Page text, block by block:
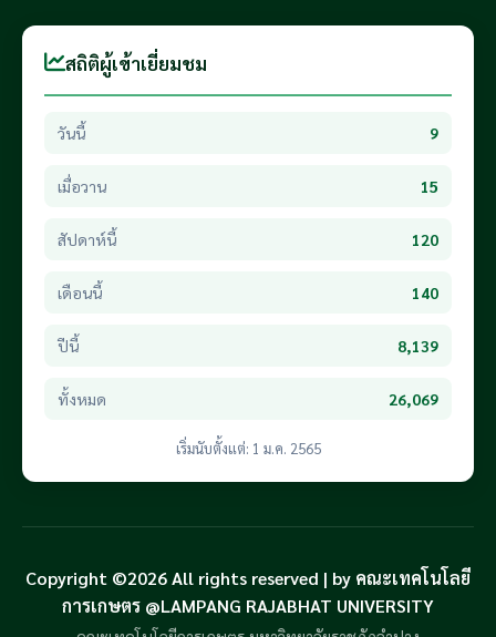
สถิติผู้เข้าเยี่ยมชม
วันนี้ 9
เมื่อวาน 15
สัปดาห์นี้ 120
เดือนนี้ 140
ปีนี้ 8,139
ทั้งหมด 26,069
เริ่มนับตั้งแต่: 1 ม.ค. 2565
Copyright ©2026 All rights reserved | by คณะเทคโนโลยี
การเกษตร @LAMPANG RAJABHAT UNIVERSITY